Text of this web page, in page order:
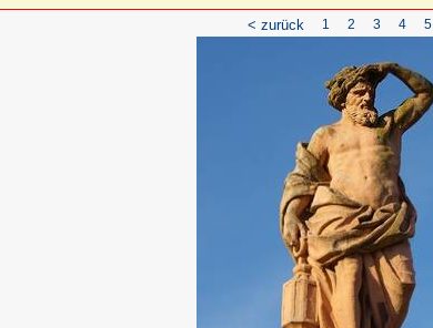
< zurück 1 2 3 4 5